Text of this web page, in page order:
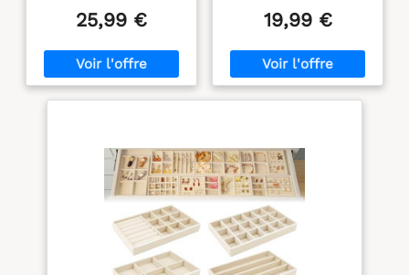
bracelet rend vos bijoux
encore plus beaux et
les dommages, les
rayures ou l'usure. 【5
métal, 1 support pour
bagues et 1
compartiment. Rangez
une douzaine de
bracelets, colliers,
boucles d'oreilles,
bagues, montres et
25,99 €
rembourrage doux :
protection anti-rayures
pour tiroirs, commodes
ou tables de maquillage.
adapter chaque plateau
à vos boucles d'oreilles,
colliers et bracelets.
Solution Complète
Rangement Bijoux Tiroir:
Combinaison intelligente
de 8 styles : grilles pour
19,99 €